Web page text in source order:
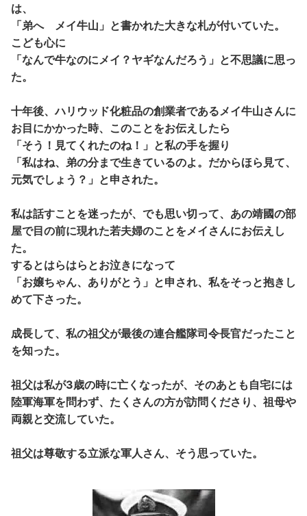
は、
「弟へ メイ牛山」と書かれた大きな札が付いていた。
こども心に
「なんで牛なのにメイ？ヤギなんだろう」と不思議に思っ
た。
十年後、ハリウッド化粧品の創業者であるメイ牛山さんに
お目にかかった時、このことをお伝えしたら
「そう！見てくれたのね！」と私の手を握り
「私はね、弟の分まで生きているのよ。だからほら見て、
元気でしょう？」と申された。
私は話すことを迷ったが、でも思い切って、あの靖國の部
屋で目の前に現れた若夫婦のことをメイさんにお伝えし
た。
するとはらはらとお泣きになって
「お嬢ちゃん、ありがとう」と申され、私をそっと抱きし
めて下さった。
成長して、私の祖父が最後の連合艦隊司令長官だったこと
を知った。
祖父は私が3歳の時に亡くなったが、そのあとも自宅には
陸軍海軍を問わず、たくさんの方が訪問くださり、祖母や
両親と交流していた。
祖父は尊敬する立派な軍人さん、そう思っていた。